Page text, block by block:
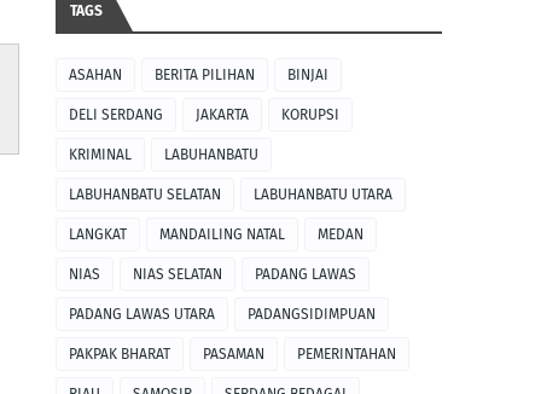
TAGS
ASAHAN BERITA PILIHAN BINJAI
DELI SERDANG JAKARTA KORUPSI
KRIMINAL LABUHANBATU
LABUHANBATU SELATAN LABUHANBATU UTARA
LANGKAT MANDAILING NATAL MEDAN
NIAS NIAS SELATAN PADANG LAWAS
PADANG LAWAS UTARA PADANGSIDIMPUAN
PAKPAK BHARAT PASAMAN PEMERINTAHAN